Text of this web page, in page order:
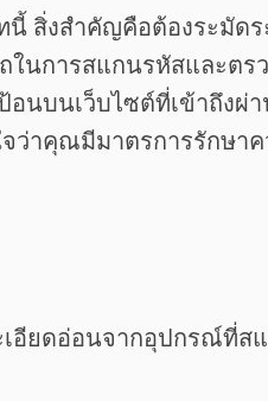
สิ่งสำคัญคือต้องระมัด
นการสแกนรหัสและตร
บนเว็บไซต์ที่เข้าถึงผ่
ว่าคุณมีมาตรการรักษา
อียดอ่อนจากอุปกรณ์ที่